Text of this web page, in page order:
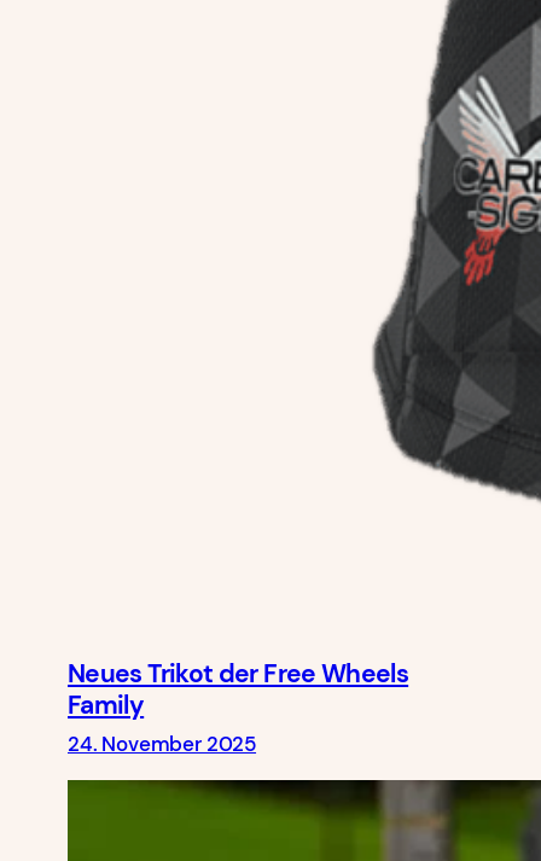
Neues Trikot der Free Wheels
Family
24. November 2025